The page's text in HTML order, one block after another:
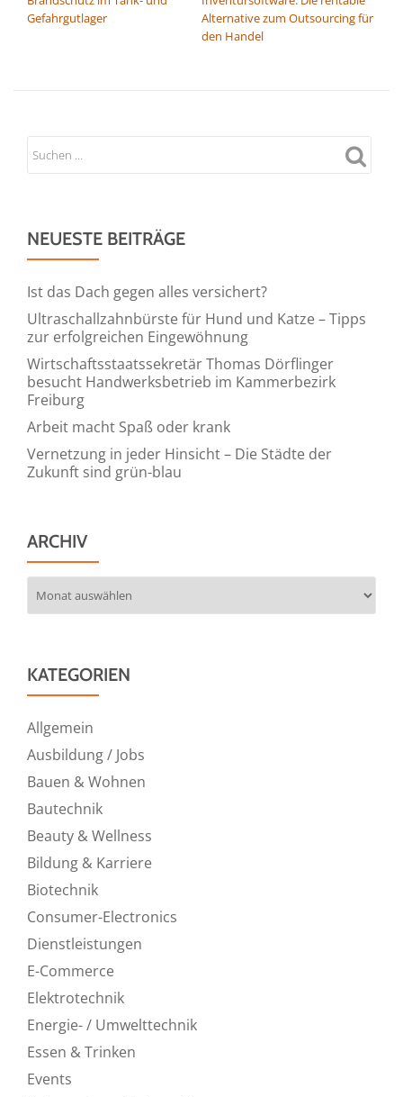
Gefahrgutlager
Alternative zum Outsourcing für
den Handel
NEUESTE BEITRÄGE
Ist das Dach gegen alles versichert?
Ultraschallzahnbürste für Hund und Katze – Tipps
zur erfolgreichen Eingewöhnung
Wirtschaftsstaatssekretär Thomas Dörflinger
besucht Handwerksbetrieb im Kammerbezirk
Freiburg
Arbeit macht Spaß oder krank
Vernetzung in jeder Hinsicht – Die Städte der
Zukunft sind grün-blau
ARCHIV
KATEGORIEN
Allgemein
Ausbildung / Jobs
Bauen & Wohnen
Bautechnik
Beauty & Wellness
Bildung & Karriere
Biotechnik
Consumer-Electronics
Dienstleistungen
E-Commerce
Elektrotechnik
Energie- / Umwelttechnik
Essen & Trinken
Events